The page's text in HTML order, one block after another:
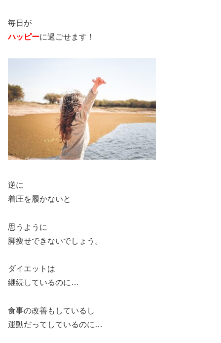
毎日が
ハッピーに過ごせます！
逆に
着圧を履かないと
思うように
脚痩せできないでしょう。
ダイエットは
継続しているのに…
食事の改善もしているし
運動だってしているのに…